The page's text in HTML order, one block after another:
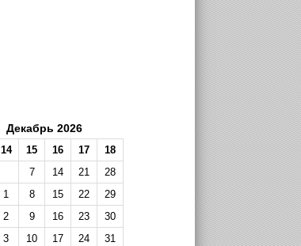
Декабрь 2026
14 15 16 17
18
7 14 21
28
1 8 15 22
29
2 9 16 23
30
3 10 17 24
31